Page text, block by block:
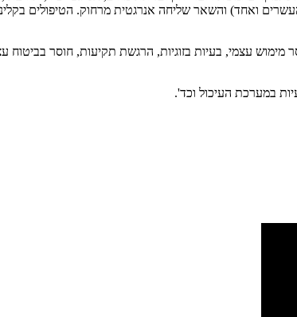
(ביום הראשון, העשירי והעשרים ואחד) והשאר שליחה אנרגטית מרחוק.
מימוש עצמי, בעיות בזוגיות, הרגשת תקיעות, חוסר